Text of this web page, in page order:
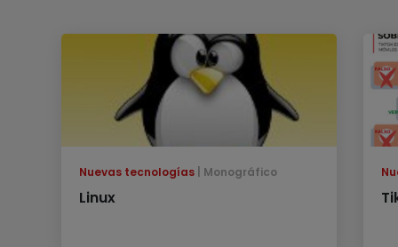
Nuevas tecnologías Monográfico
Linux